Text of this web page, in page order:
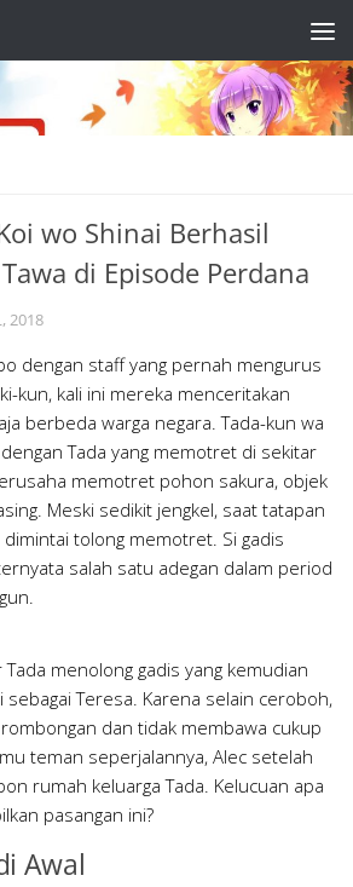
wo Shinai Berhasil
di Episode Perdana
2018
dengan staff yang pernah mengurus
kun, kali ini mereka menceritakan
berbeda warga negara. Tada-kun wa
Tada yang memotret di sekitar
memotret pohon sakura, objek
Meski sedikit jengkel, saat tatapan
tolong memotret. Si gadis
salah satu adegan dalam period
menolong gadis yang kemudian
Teresa. Karena selain ceroboh,
dan tidak membawa cukup
teman seperjalannya, Alec setelah
rumah keluarga Tada. Kelucuan apa
pasangan ini?
Awal